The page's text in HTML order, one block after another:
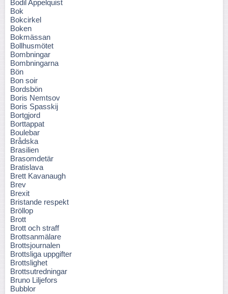
Bodil Appelquist
Bok
Bokcirkel
Boken
Bokmässan
Bollhusmötet
Bombningar
Bombningarna
Bön
Bon soir
Bordsbön
Boris Nemtsov
Boris Spasskij
Bortgjord
Borttappat
Boulebar
Brådska
Brasilien
Brasomdetär
Bratislava
Brett Kavanaugh
Brev
Brexit
Bristande respekt
Bröllop
Brott
Brott och straff
Brottsanmälare
Brottsjournalen
Brottsliga uppgifter
Brottslighet
Brottsutredningar
Bruno Liljefors
Bubblor